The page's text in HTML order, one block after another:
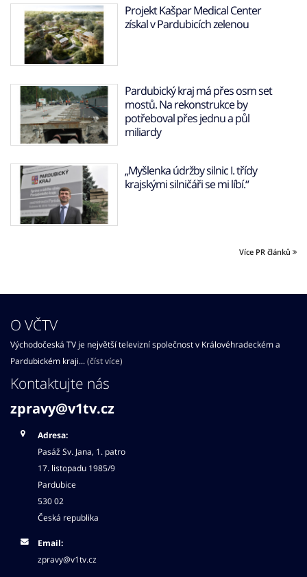
Projekt Kašpar Medical Center
získal v Pardubicích zelenou
Pardubický kraj má přes osm set
mostů. Na rekonstrukce by
potřeboval přes jednu a půl
miliardy
„Myšlenka údržby silnic I. třídy
krajskými silničáři se mi líbí.“
Více PR článků
O VČTV
Východočeská TV je největší televizní společnost v Královéhradeckém a
Pardubickém kraji... (číst více)
Kontaktujte nás
zpravy@v1tv.cz
Adresa:
Pasáž Sv. Jana, 1. patro
17. listopadu 1985/9
Pardubice
530 02
Česká republika
Email:
zpravy@v1tv.cz